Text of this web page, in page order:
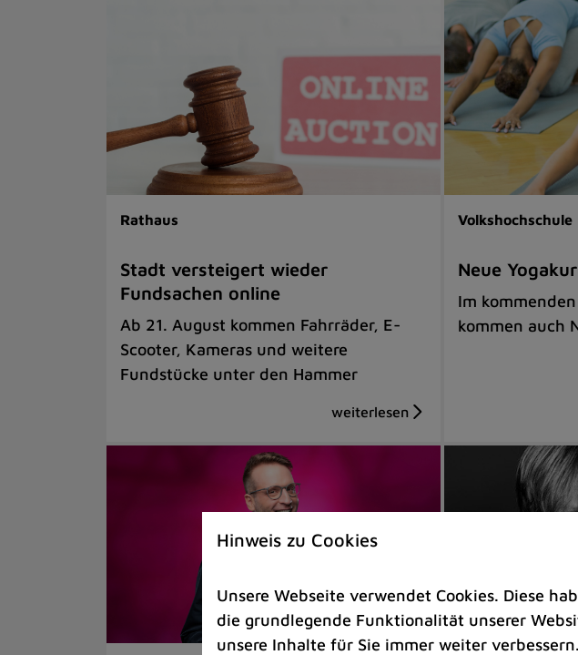
Rathaus
Stadt versteigert wieder
Fundsachen online
Ab 21. August kommen Fahrräder, E-
Scooter, Kameras und weitere
Fundstücke unter den Hammer
Volkshochschule
Neue
Im
kommen auch
Hinweis zu Cookies
Unsere Webseite verwendet Cookies. Diese
die grundlegende Funktionalität unserer
unsere Inhalte für Sie immer weiter